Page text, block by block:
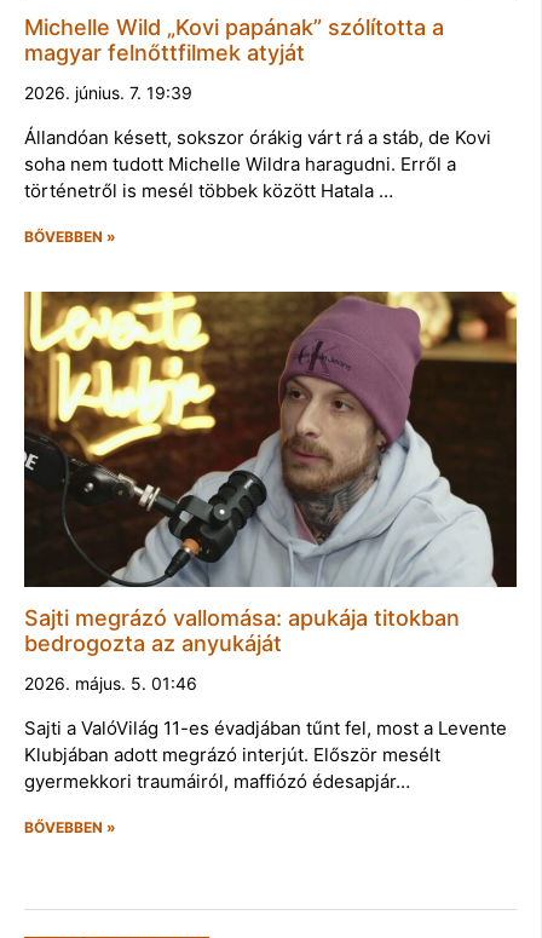
Michelle Wild „Kovi papának” szólította a
magyar felnőttfilmek atyját
2026. június. 7. 19:39
Állandóan késett, sokszor órákig várt rá a stáb, de Kovi
soha nem tudott Michelle Wildra haragudni. Erről a
történetről is mesél többek között Hatala …
BŐVEBBEN »
Sajti megrázó vallomása: apukája titokban
bedrogozta az anyukáját
2026. május. 5. 01:46
Sajti a ValóVilág 11-es évadjában tűnt fel, most a Levente
Klubjában adott megrázó interjút. Először mesélt
gyermekkori traumáiról, maffiózó édesapjár…
BŐVEBBEN »